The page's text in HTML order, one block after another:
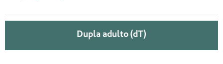
Dupla adulto (dT)